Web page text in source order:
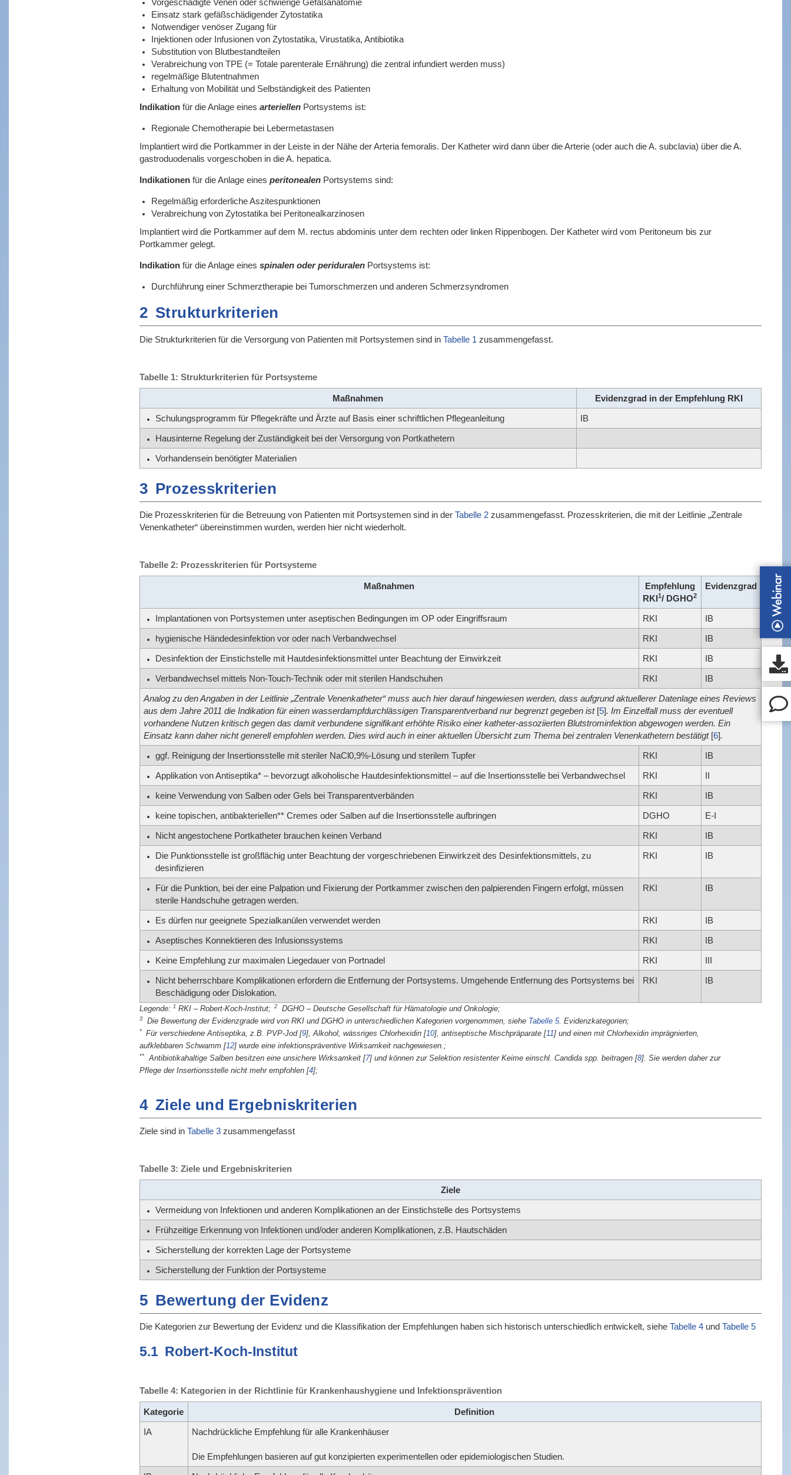
Vorgeschädigte Venen oder schwierige Gefäßanatomie
Einsatz stark gefäßschädigender Zytostatika
Notwendiger venöser Zugang für
Injektionen oder Infusionen von Zytostatika, Virustatika, Antibiotika
Substitution von Blutbestandteilen
Verabreichung von TPE (= Totale parenterale Ernährung) die zentral infundiert werden muss)
regelmäßige Blutentnahmen
Erhaltung von Mobilität und Selbständigkeit des Patienten
Indikationfür die Anlage eines arteriellenPortsystems ist:
Regionale Chemotherapie bei Lebermetastasen
Implantiert wird die Portkammer in der Leiste in der Nähe der Arteria femoralis. Der Katheter wird dann über die Arterie (oder auch die A. subclavia) über die A.
gastroduodenalis vorgeschoben in die A. hepatica.
Indikationenfür die Anlage eines peritonealenPortsystems sind:
Regelmäßig erforderliche Aszitespunktionen
Verabreichung von Zytostatika bei Peritonealkarzinosen
Implantiert wird die Portkammer auf dem M. rectus abdominis unter dem rechten oder linken Rippenbogen. Der Katheter wird vom Peritoneum bis zur
Portkammer gelegt.
Indikationfür die Anlage eines spinalen oder periduralenPortsystems ist:
Durchführung einer Schmerztherapie bei Tumorschmerzen und anderen Schmerzsyndromen
2 Strukturkriterien
Die Strukturkriterien für die Versorgung von Patienten mit Portsystemen sind in Tabelle 1 zusammengefasst.
Tabelle 1: Strukturkriterien für Portsysteme
Maßnahmen
Evidenzgrad in der Empfehlung RKI
Schulungsprogramm für Pflegekräfte und Ärzte auf Basis einer schriftlichen Pflegeanleitung
IB
Hausinterne Regelung der Zuständigkeit bei der Versorgung von Portkathetern
Vorhandensein benötigter Materialien
3 Prozesskriterien
Die Prozesskriterien für die Betreuung von Patienten mit Portsystemen sind in der Tabelle 2zusammengefasst. Prozesskriterien, die mit der Leitlinie „Zentrale
Venenkatheter“ übereinstimmen wurden, werden hier nicht wiederholt.
Tabelle 2: Prozesskriterien für Portsysteme
Maßnahmen
Empfehlung
RKI1 / DGHO2
Evidenzgrad
Implantationen von Portsystemen unter aseptischen Bedingungen im OP oder Eingriffsraum RKI
IB
hygienische Händedesinfektion vor oder nach Verbandwechsel
RKI
IB
Desinfektion der Einstichstelle mit Hautdesinfektionsmittel unter Beachtung der Einwirkzeit
RKI
IB
Verbandwechsel mittels Non-Touch-Technik oder mit sterilen Handschuhen
RKI
IB
Analog zu den Angaben in der Leitlinie „Zentrale Venenkatheter“ muss auch hier darauf hingewiesen werden, dass aufgrund aktuellerer Datenlage eines Reviews
aus dem Jahre 2011 die Indikation für einen wasserdampfdurchlässigen Transparentverband nur begrenzt gegeben ist [5]. Im Einzelfall muss der eventuell
vorhandene Nutzen kritisch gegen das damit verbundene signifikant erhöhte Risiko einer katheter-assoziierten Blutstrominfektion abgewogen werden. Ein
Einsatz kann daher nicht generell empfohlen werden. Dies wird auch in einer aktuellen Übersicht zum Thema bei zentralen Venenkathetern bestätigt [6].
ggf. Reinigung der Insertionsstelle mit steriler NaCl0,9%-Lösung und sterilem Tupfer
RKI
IB
Applikation von Antiseptika* – bevorzugt alkoholische Hautdesinfektionsmittel – auf die Insertionsstelle bei Verbandwechsel
RKI
II
keine Verwendung von Salben oder Gels bei Transparentverbänden
RKI
IB
keine topischen, antibakteriellen** Cremes oder Salben auf die Insertionsstelle aufbringen
DGHO
E-I
Nicht angestochene Portkatheter brauchen keinen Verband
RKI
IB
Die Punktionsstelle ist großflächig unter Beachtung der vorgeschriebenen Einwirkzeit des Desinfektionsmittels, zu
desinfizieren
RKI IB
Für die Punktion, bei der eine Palpation und Fixierung der Portkammer zwischen den palpierenden Fingern erfolgt, müssen
sterile Handschuhe getragen werden.
RKI IB
Es dürfen nur geeignete Spezialkanülen verwendet werden RKI
IB
Aseptisches Konnektieren des Infusionssystems
RKI
IB
Keine Empfehlung zur maximalen Liegedauer von Portnadel
RKI
III
Nicht beherrschbare Komplikationen erfordern die Entfernung der Portsystems. Umgehende Entfernung des Portsystems bei
Beschädigung oder Dislokation.
RKI IB
1RKI – Robert-Koch-Institut; 2 DGHO – Deutsche Gesellschaft für Hämatologie und Onkologie;
3 Die Bewertung der Evidenzgrade wird von RKI und DGHO in unterschiedlichen Kategorien vorgenommen, siehe Tabelle 5. Evidenzkategorien;
* Für verschiedene Antiseptika, z.B. PVP-Jod [9], Alkohol, wässriges Chlorhexidin [10], antiseptische Mischpräparate [11]und einen mit Chlorhexidin imprägnierten,
aufklebbaren Schwamm [12]wurde eine infektionspräventive Wirksamkeit nachgewiesen.;
** Antibiotikahaltige Salben besitzen eine unsichere Wirksamkeit [7]und können zur Selektion resistenter Keime einschl. Candida spp. beitragen [8]. Sie werden daher zur
Pflege der Insertionsstelle nicht mehr empfohlen [4];
4 Ziele und Ergebniskriterien
Ziele sind in Tabelle 3zusammengefasst
Tabelle 3: Ziele und Ergebniskriterien
Ziele
Vermeidung von Infektionen und anderen Komplikationen an der Einstichstelle des Portsystems
Frühzeitige Erkennung von Infektionen und/oder anderen Komplikationen, z.B. Hautschäden
Sicherstellung der korrekten Lage der Portsysteme
Sicherstellung der Funktion der Portsysteme
5 Bewertung der Evidenz
Die Kategorien zur Bewertung der Evidenz und die Klassifikation der Empfehlungen haben sich historisch unterschiedlich entwickelt, siehe Tabelle 4und Tabelle 5
5.1 Robert-Koch-Institut
Tabelle 4: Kategorien in der Richtlinie für Krankenhaushygiene und Infektionsprävention
Kategorie
Definition
IA
Nachdrückliche Empfehlung für alle Krankenhäuser
Die Empfehlungen basieren auf gut konzipierten experimentellen oder epidemiologischen Studien.